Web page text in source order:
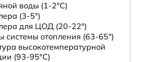
воды (1-2°С)
(3-5°)
для ЦОД (20-22°)
системы отопления (63-65°)
высокотемпературной
(93-95°С)